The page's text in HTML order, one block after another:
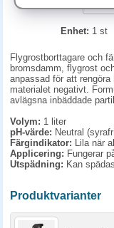
Enhet: 1 st
Flygrostborttagare och
bromsdamm, flygrost
anpassad för att
materialet negativt.
avlägsna inbäddade
Volym: 1 liter
pH-värde: Neutral
Färgindikator: Lila när
Applicering: Fungerar
Utspädning: Kan
Produktvarianter